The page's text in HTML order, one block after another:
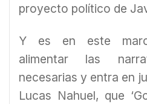
proyecto político de
Y es en este
alimentar las
necesarias y entra en
Lucas Nahuel, que